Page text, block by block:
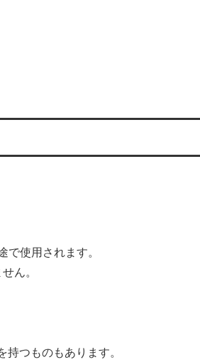
使用されます。
ん。
持つものもあります。